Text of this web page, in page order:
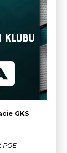
GKS
PGE